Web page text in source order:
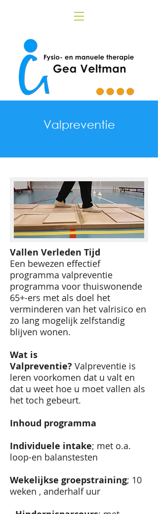
Valpreventie
Vallen Verleden Tijd
Een bewezen effectief
programma valpreventie
programma voor thuiswonende
65+-ers met als doel het
verminderen van het valrisico en
zo lang mogelijk zelfstandig
blijven wonen.
Wat is
Valpreventie? Valpreventie is
leren voorkomen dat u valt en
dat u weet hoe u moet vallen als
het toch gebeurt.
Inhoud programma
Individuele intake; met o.a.
loop-en balanstesten
Wekelijkse groepstraining; 10
weken , anderhalf uur